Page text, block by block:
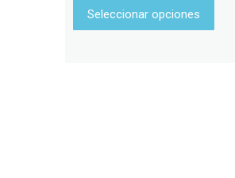
Seleccionar opciones